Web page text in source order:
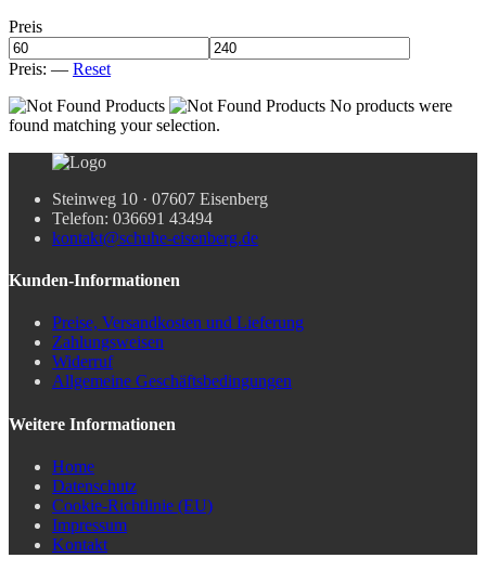
Preis
Preis: — Reset
No products were
found matching your selection.
Steinweg 10 · 07607 Eisenberg
Telefon: 036691 43494
kontakt@schuhe-eisenberg.de
Kunden-Informationen
Preise, Versandkosten und Lieferung
Zahlungsweisen
Widerruf
Allgemeine Geschäftsbedingungen
Weitere Informationen
Home
Datenschutz
Cookie-Richtlinie (EU)
Impressum
Kontakt